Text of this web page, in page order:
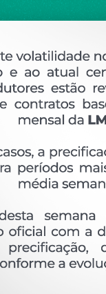
Disponibilidade:
OVERVIEW
Perfil extrudado de
Ver
Etiquetas: 726- PESO